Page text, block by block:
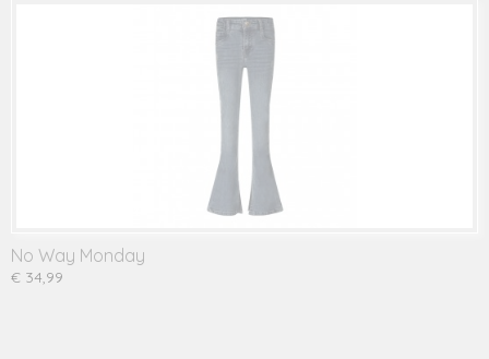
No Way Monday
€ 34,99